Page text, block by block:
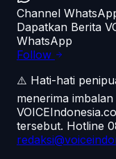
Channel
Dapatkan Berita
WhatsApp
Follow
⚠️ Hati-hati
menerima
tersebut. Hotline